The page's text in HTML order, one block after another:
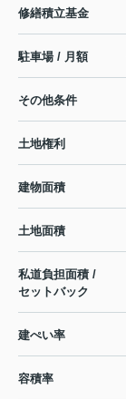
修繕積立基金
駐車場 / 月額
その他条件
土地権利
建物面積
土地面積
私道負担面積 /
セットバック
建ぺい率
容積率